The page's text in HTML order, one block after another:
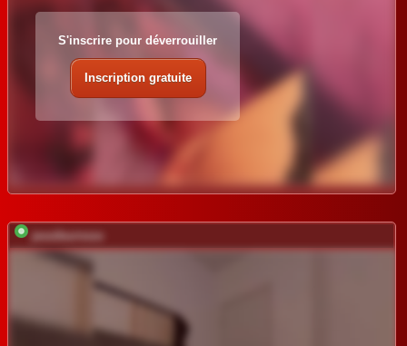
S'inscrire pour déverrouiller
Inscription gratuite
jessiburnxxx